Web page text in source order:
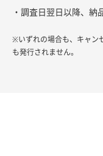
・調査日翌日以降、納
※いずれの場合も、キャン
も発行されません。